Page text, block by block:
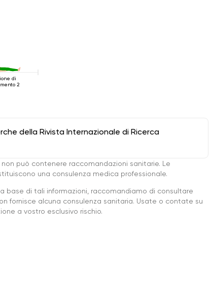
di
2
della Rivista Internazionale di Ricerca
può contenere raccomandazioni sanitarie. Le
una consulenza medica professionale.
base di tali informazioni, raccomandiamo di consultare
fornisce alcuna consulenza sanitaria. Usate o contate su
a vostro esclusivo rischio.